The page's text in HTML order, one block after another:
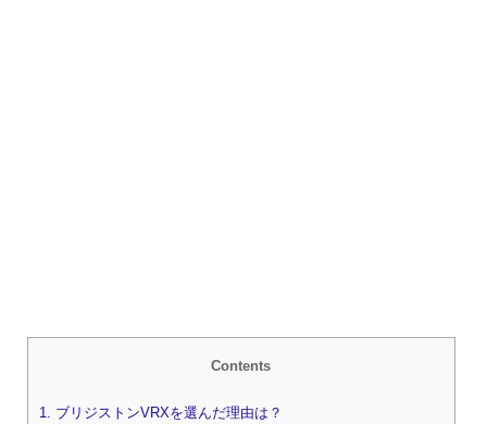
Contents
1. ブリジストンVRXを選んだ理由は？